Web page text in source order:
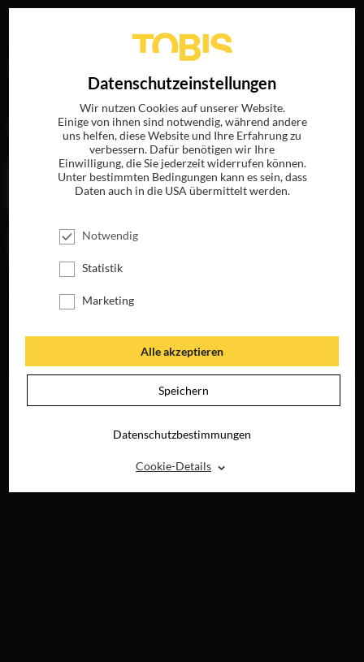
ergab folgende Treffer
JETZT AUF 4K-
JETZT AUF BLU-
RAY, DVD &
DIGITAL
Datenschutzeinstellungen
Wir nutzen Cookies auf unserer Website.
Einige von ihnen sind notwendig, während andere
uns helfen, diese Website und Ihre Erfahrung zu
verbessern. Dafür benötigen wir Ihre
Einwilligung, die Sie jederzeit widerrufen können.
Unter bestimmten Bedingungen kann es sein, dass
Daten auch in die USA übermittelt werden.
Notwendig
Statistik
Marketing
Alle akzeptieren
Speichern
Datenschutzbestimmungen
Cookie-Details ⌃